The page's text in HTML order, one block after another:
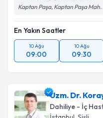
Kaptan Paşa, Kaptan Paşa
En Yakın Saatler
10 Ağu
09:00
10 Ağu
09:30
Uzm. Dr.
Dahiliye - İç